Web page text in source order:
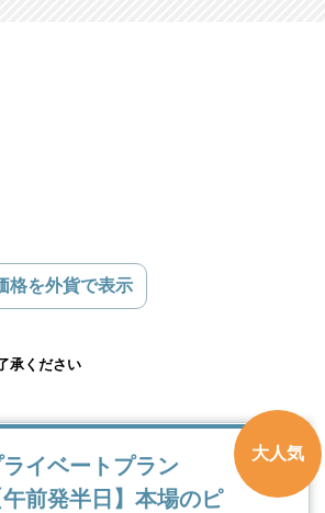
格を外貨で表示
承ください
大人気
イベートプラン
前発半日】本場のピ